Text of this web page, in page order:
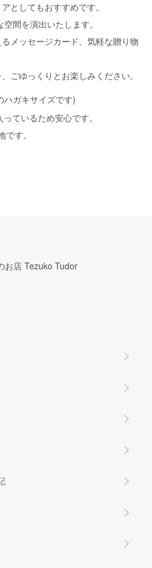
としてもおすすめです。
間を演出いたします。
メッセージカード、気軽な贈り物
ごゆっくりとお楽しみください。
ハガキサイズです)
ているため安心です。
す。
お店 Tezuko Tudor